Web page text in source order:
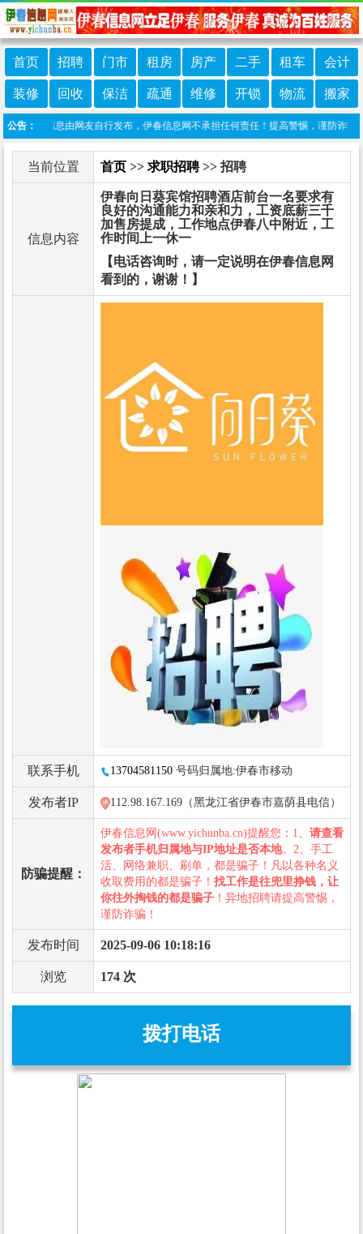
首页 招聘 门市 租房 房产 二手 租车 会计
装修 回收 保洁 疏通 维修 开锁 物流 搬家
公告：
本栏目信息由网友自行发布，伊春信息网不承担任何责任！提高警惕，谨防诈骗！
当前位置 首页 >> 求职招聘>> 招聘
信息内容
伊春向日葵宾馆招聘酒店前台一名要求有
良好的沟通能力和亲和力，工资底薪三千
加售房提成，工作地点伊春八中附近，工
作时间上一休一
【电话咨询时，请一定说明在伊春信息网
看到的，谢谢！】
联系手机 13704581150 号码归属地:伊春市移动
发布者IP 112.98.167.169（黑龙江省伊春市嘉荫县电信）
防骗提醒：
伊春信息网(www.yichunba.cn)提醒您：1、 请查看
发布者手机归属地与IP地址是否本地。2、手工
活、网络兼职、刷单，都是骗子！凡以各种名义
收取费用的都是骗子！ 找工作是往兜里挣钱，让
你往外掏钱的都是骗子 ！异地招聘请提高警惕，
谨防诈骗！
发布时间 2025-09-06 10:18:16
浏览 174 次
拨打电话